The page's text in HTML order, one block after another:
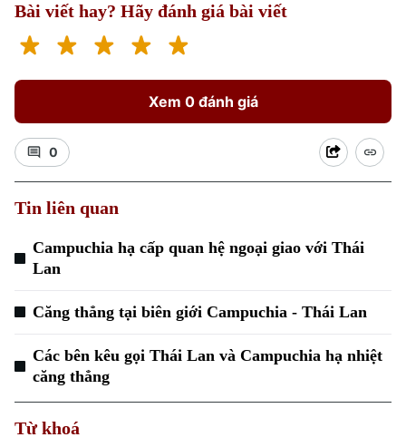
Bài viết hay? Hãy đánh giá bài viết
Xem 0 đánh giá
0
Tin liên quan
Campuchia hạ cấp quan hệ ngoại giao với Thái
Lan
Căng thẳng tại biên giới Campuchia - Thái Lan
Các bên kêu gọi Thái Lan và Campuchia hạ nhiệt
căng thẳng
Từ khoá